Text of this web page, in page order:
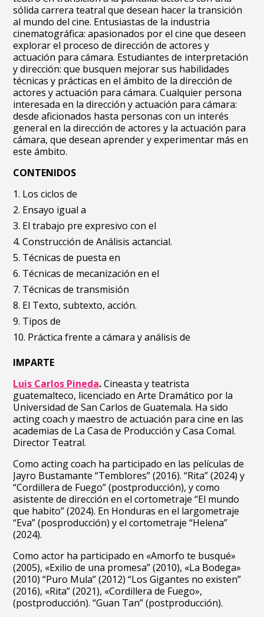
sólida carrera teatral que desean hacer la transición
al mundo del cine. Entusiastas de la industria
cinematográfica: apasionados por el cine que deseen
explorar el proceso de dirección de actores y
actuación para cámara. Estudiantes de interpretación
y dirección: que busquen mejorar sus habilidades
técnicas y prácticas en el ámbito de la dirección de
actores y actuación para cámara. Cualquier persona
interesada en la dirección y actuación para cámara:
desde aficionados hasta personas con un interés
general en la dirección de actores y la actuación para
cámara, que desean aprender y experimentar más en
este ámbito.
CONTENIDOS
Los ciclos de
Ensayo igual a
El trabajo pre expresivo con el
Construcción de Análisis actancial.
Técnicas de puesta en
Técnicas de mecanización en el
Técnicas de transmisión
El Texto, subtexto, acción.
Tipos de
Práctica frente a cámara y análisis de
IMPARTE
Luis Carlos Pineda.Cineasta y teatrista
guatemalteco, licenciado en Arte Dramático por la
Universidad de San Carlos de Guatemala. Ha sido
acting coach y maestro de actuación para cine en las
academias de La Casa de Producción y Casa Comal.
Director Teatral.
Como acting coach ha participado en las películas de
Jayro Bustamante “Temblores” (2016). “Rita” (2024) y
“Cordillera de Fuego” (postproducción), y como
asistente de dirección en el cortometraje “El mundo
que habito” (2024). En Honduras en el largometraje
“Eva” (posproducción) y el cortometraje “Helena”
(2024).
Como actor ha participado en «Amorfo te busqué»
(2005), «Exilio de una promesa” (2010), «La Bodega»
(2010) “Puro Mula” (2012) “Los Gigantes no existen”
(2016), «Rita” (2021), «Cordillera de Fuego»,
(postproducción). “Guan Tan” (postproducción).